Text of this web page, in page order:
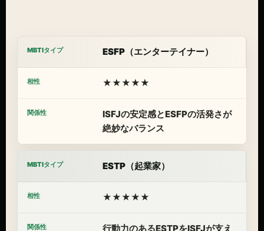
ESFP（エンターテイナー）
★★★★★
ISFJの安定感とESFPの活発さが
絶妙なバランス
ESTP（起業家）
★★★★★
行動力のあるESTPをISFJが支え